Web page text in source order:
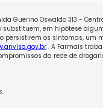
Guerino Oswaldo 313 -
em hipótese
persistirem os sintomas, um
. A Farmais
da rede de